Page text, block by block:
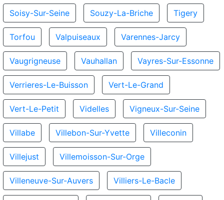
Soisy-Sur-Seine Souzy-La-Briche Tigery
Torfou Valpuiseaux Varennes-Jarcy
Vaugrigneuse Vauhallan Vayres-Sur-Essonne
Verrieres-Le-Buisson Vert-Le-Grand
Vert-Le-Petit Videlles Vigneux-Sur-Seine
Villabe Villebon-Sur-Yvette Villeconin
Villejust Villemoisson-Sur-Orge
Villeneuve-Sur-Auvers Villiers-Le-Bacle